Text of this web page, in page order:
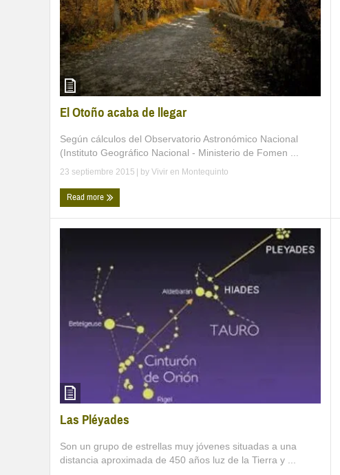
El Otoño acaba de llegar
Según cálculos del Observatorio Astronómico Nacional
(Instituto Geográfico Nacional - Ministerio de Fomen ...
23 septiembre 2015 | by Vivir en Montequinto
Read more
Las Pléyades
Son un grupo de estrellas muy jóvenes situadas a una
distancia aproximada de 450 años luz de la Tierra y ...